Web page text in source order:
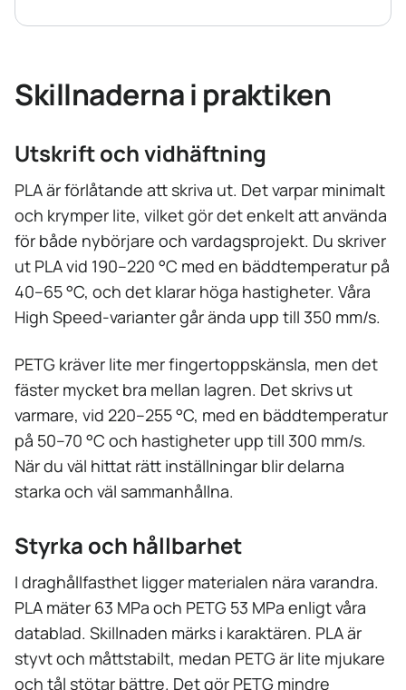
Skillnaderna i praktiken
Utskrift och vidhäftning
PLA är förlåtande att skriva ut. Det varpar minimalt
och krymper lite, vilket gör det enkelt att använda
för både nybörjare och vardagsprojekt. Du skriver
ut PLA vid 190–220 °C med en bäddtemperatur på
40–65 °C, och det klarar höga hastigheter. Våra
High Speed-varianter går ända upp till 350 mm/s.
PETG kräver lite mer fingertoppskänsla, men det
fäster mycket bra mellan lagren. Det skrivs ut
varmare, vid 220–255 °C, med en bäddtemperatur
på 50–70 °C och hastigheter upp till 300 mm/s.
När du väl hittat rätt inställningar blir delarna
starka och väl sammanhållna.
Styrka och hållbarhet
I draghållfasthet ligger materialen nära varandra.
PLA mäter 63 MPa och PETG 53 MPa enligt våra
datablad. Skillnaden märks i karaktären. PLA är
styvt och måttstabilt, medan PETG är lite mjukare
och tål stötar bättre. Det gör PETG mindre